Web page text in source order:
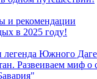
и рекомендации
в 2025 году!
Южного
Развеиваем миф о